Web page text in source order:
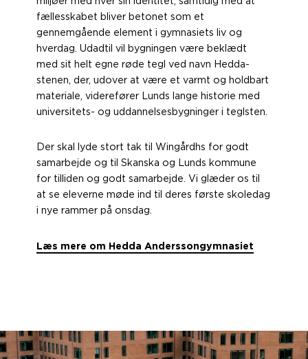
fællesskabet bliver betonet som et
gennemgående element i gymnasiets liv og
hverdag. Udadtil vil bygningen være beklædt
med sit helt egne røde tegl ved navn Hedda-
stenen, der, udover at være et varmt og holdbart
materiale, viderefører Lunds lange historie med
universitets- og uddannelsesbygninger i teglsten.
Der skal lyde stort tak til Wingårdhs for godt
samarbejde og til Skanska og Lunds kommune
for tilliden og godt samarbejde. Vi glæder os til
at se eleverne møde ind til deres første skoledag
i nye rammer på onsdag.
Læs mere om Hedda Anderssongymnasiet